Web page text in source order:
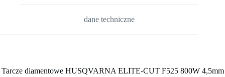
dane techniczne
Tarcze diamentowe HUSQVARNA ELITE-CUT F525 800W 4,5mm